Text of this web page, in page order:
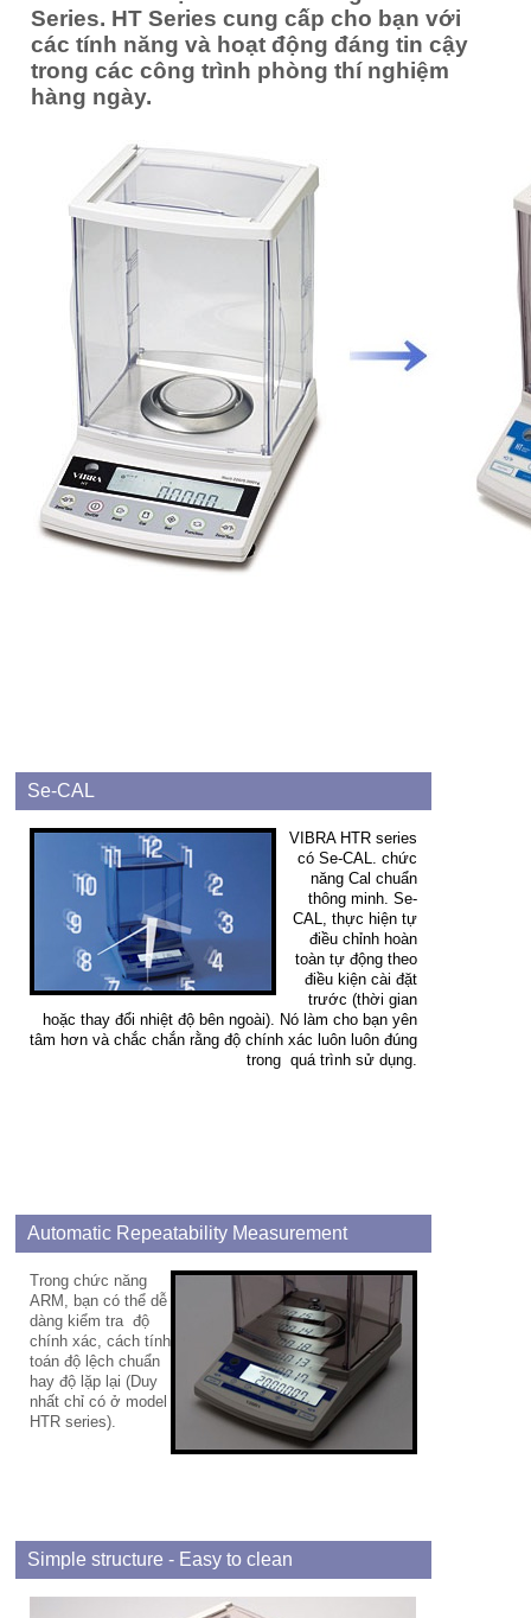
Series. HT Series cung cấp cho bạn với
các tính năng và hoạt động đáng tin cậy
trong các công trình phòng thí nghiệm
hàng ngày.
Se-CAL
VIBRA HTR series
có Se-CAL. chức
năng Cal chuẩn
thông minh. Se-
CAL, thực hiện tự
điều chỉnh hoàn
toàn tự động theo
điều kiện cài đặt
trước (thời gian
hoặc thay đổi nhiệt độ bên ngoài). Nó làm cho bạn yên
tâm hơn và chắc chắn rằng độ chính xác luôn luôn đúng
trong quá trình sử dụng.
Automatic Repeatability Measurement
Trong chức năng
ARM, bạn có thể dễ
dàng kiểm tra độ
chính xác, cách tính
toán độ lệch chuẩn
hay độ lặp lại (Duy
nhất chỉ có ở model
HTR series).
Simple structure - Easy to clean